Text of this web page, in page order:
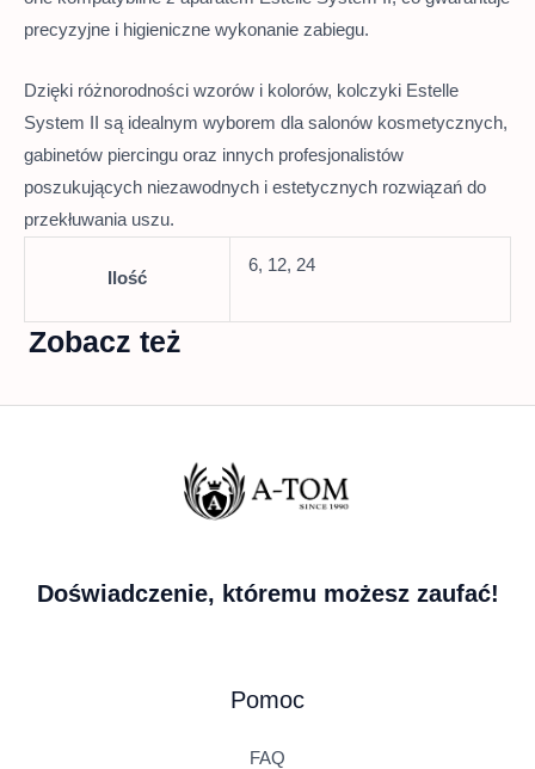
precyzyjne i higieniczne wykonanie zabiegu.
Dzięki różnorodności wzorów i kolorów, kolczyki Estelle
System II są idealnym wyborem dla salonów kosmetycznych,
gabinetów piercingu oraz innych profesjonalistów
poszukujących niezawodnych i estetycznych rozwiązań do
przekłuwania uszu.
Ilość
6, 12, 24
Zobacz też
Doświadczenie, któremu możesz zaufać!
Pomoc
FAQ